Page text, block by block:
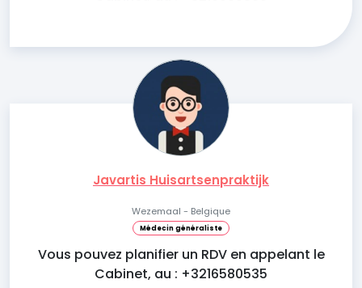
Javartis Huisartsenpraktijk
Wezemaal - Belgique
Médecin généraliste
Vous pouvez planifier un RDV en appelant le
Cabinet, au : +3216580535